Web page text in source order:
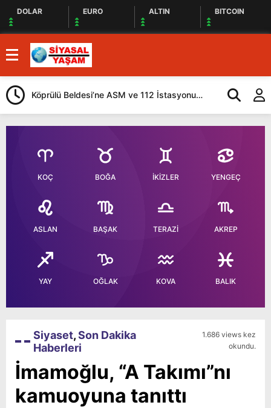
DOLAR EURO ALTIN BITCOIN
Köprülü Beldesi’ne ASM ve 112 İstasyonu
Yapılacak
Ardahan’da
KOÇ BOĞA İKİZLER YENGEÇ
ASLAN BAŞAK TERAZİ AKREP
YAY OĞLAK KOVA BALIK
Siyaset,Son Dakika
Haberleri
1.686 views kez
okundu.
İmamoğlu, “A Takımı”nı
kamuoyuna tanıttı